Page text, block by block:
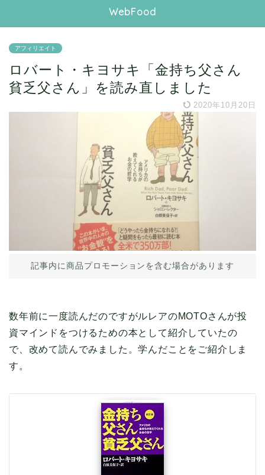
WebFood
アフィリエイト
ロバート・キヨサキ「金持ち父さん
貧乏父さん」を読み直しました
2020年10月20日
記事内に商品プロモーションを含む場合があります
数年前に一度読んだのですがルレアのMOTOさんが投
資マインドをつけるための本として紹介していたの
で、改めて読んでみました。学んだことをご紹介しま
す。